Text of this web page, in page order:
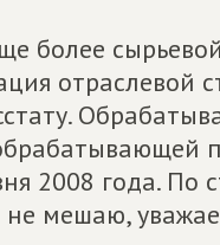
более
отраслевой
2008 года. По
мешаю,